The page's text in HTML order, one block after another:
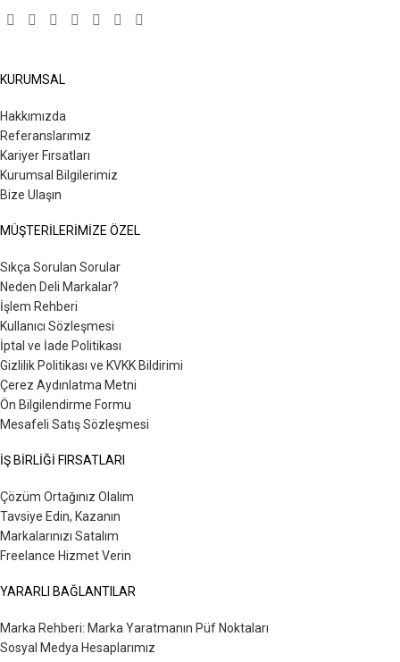
KURUMSAL
Hakkımızda
Referanslarımız
Kariyer Fırsatları
Kurumsal Bilgilerimiz
Bize Ulaşın
MÜŞTERİLERİMİZE ÖZEL
Sıkça Sorulan Sorular
Neden Deli Markalar?
İşlem Rehberi
Kullanıcı Sözleşmesi
İptal ve İade Politikası
Gizlilik Politikası ve KVKK Bildirimi
Çerez Aydınlatma Metni
Ön Bilgilendirme Formu
Mesafeli Satış Sözleşmesi
İŞ BİRLİĞİ FIRSATLARI
Çözüm Ortağınız Olalım
Tavsiye Edin, Kazanın
Markalarınızı Satalım
Freelance Hizmet Verin
YARARLI BAĞLANTILAR
Marka Rehberi: Marka Yaratmanın Püf Noktaları
Sosyal Medya Hesaplarımız